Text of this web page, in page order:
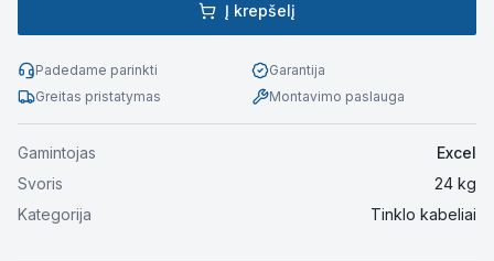
Į krepšelį
Padedame parinkti
Garantija
Greitas pristatymas
Montavimo paslauga
Gamintojas
Excel
Svoris
24 kg
Kategorija
Tinklo kabeliai